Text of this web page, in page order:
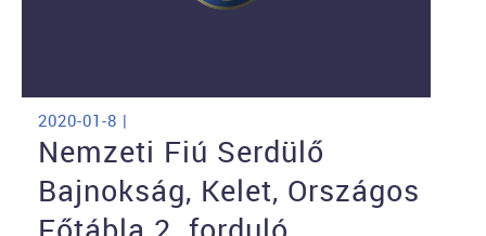
2020-01-8 |
Nemzeti Fiú Serdülő
Bajnokság, Kelet, Országos